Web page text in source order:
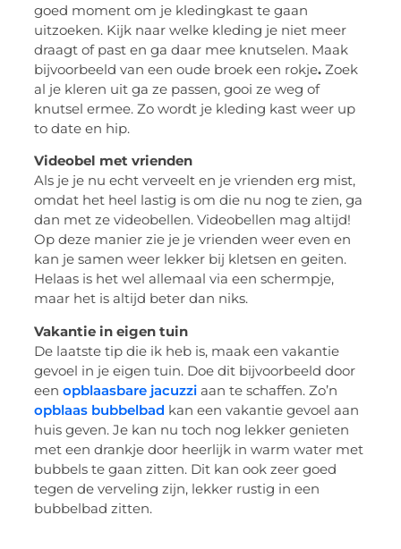
goed moment om je kledingkast te gaan
uitzoeken. Kijk naar welke kleding je niet meer
draagt of past en ga daar mee knutselen. Maak
bijvoorbeeld van een oude broek een rokje.Zoek
al je kleren uit ga ze passen, gooi ze weg of
knutsel ermee. Zo wordt je kleding kast weer up
to date en hip.
Videobel met vrienden
Als je je nu echt verveelt en je vrienden erg mist,
omdat het heel lastig is om die nu nog te zien, ga
dan met ze videobellen. Videobellen mag altijd!
Op deze manier zie je je vrienden weer even en
kan je samen weer lekker bij kletsen en geiten.
Helaas is het wel allemaal via een schermpje,
maar het is altijd beter dan niks.
Vakantie in eigen tuin
De laatste tip die ik heb is, maak een vakantie
gevoel in je eigen tuin. Doe dit bijvoorbeeld door
eenopblaasbare jacuzzi aan te schaffen. Zo’n
opblaas bubbelbad kan een vakantie gevoel aan
huis geven. Je kan nu toch nog lekker genieten
met een drankje door heerlijk in warm water met
bubbels te gaan zitten. Dit kan ook zeer goed
tegen de verveling zijn, lekker rustig in een
bubbelbad zitten.